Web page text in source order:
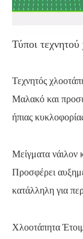
Τύποι
Τεχνητός
Μαλακό και
ήπιας
Μείγματα νάιλον
Προσφέρει
κατάλληλη για
Χλοοτάπητα